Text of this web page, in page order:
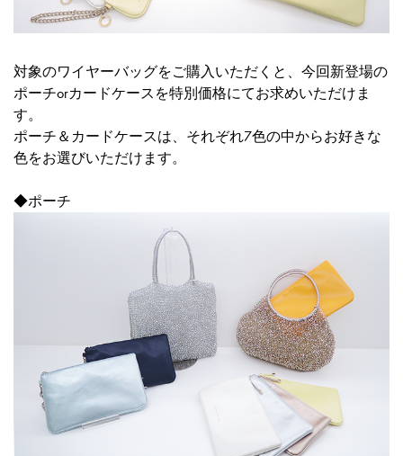
対象のワイヤーバッグをご購入いただくと、今回新登場の
ポーチorカードケースを特別価格にてお求めいただけま
す。
ポーチ＆カードケースは、それぞれ7色の中からお好きな
色をお選びいただけます。
◆ポーチ